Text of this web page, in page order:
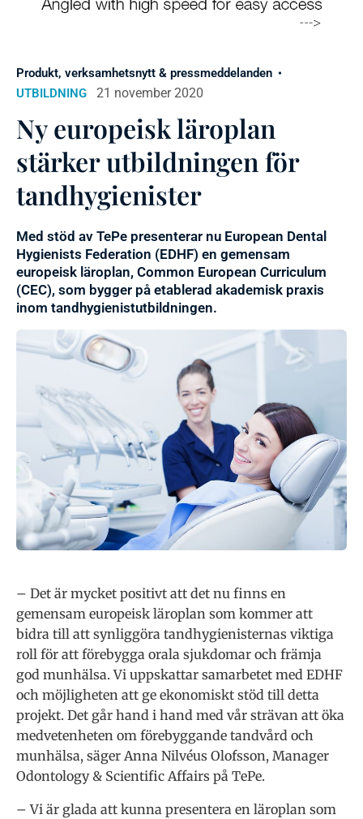
Produkt, verksamhetsnytt & pressmeddelanden
UTBILDNING
21 november 2020
Ny europeisk läroplan
stärker utbildningen för
tandhygienister
Med stöd av TePe presenterar nu European Dental
Hygienists Federation (EDHF) en gemensam
europeisk läroplan, Common European Curriculum
(CEC), som bygger på etablerad akademisk praxis
inom tandhygienistutbildningen.
– Det är mycket positivt att det nu finns en
gemensam europeisk läroplan som kommer att
bidra till att synliggöra tandhygienisternas viktiga
roll för att förebygga orala sjukdomar och främja
god munhälsa. Vi uppskattar samarbetet med EDHF
och möjligheten att ge ekonomiskt stöd till detta
projekt. Det går hand i hand med vår strävan att öka
medvetenheten om förebyggande tandvård och
munhälsa, säger Anna Nilvéus Olofsson, Manager
Odontology & Scientific Affairs på TePe.
– Vi är glada att kunna presentera en läroplan som